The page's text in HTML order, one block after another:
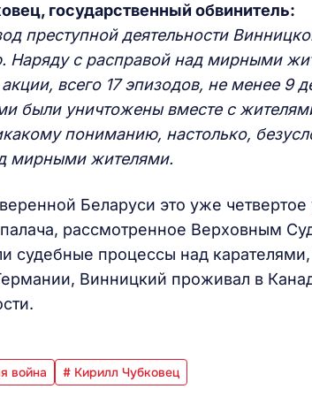
государственный обвинитель:
преступной деятельности
Наряду с расправой над мирными
всего 17 эпизодов, не менее 9
были уничтожены вместе с
пониманию, настолько,
мирными жителями.
Беларуси это уже
палача, рассмотренное Верховным
судебные процессы над
Винницкий проживал в
война # Кирилл Чубковец